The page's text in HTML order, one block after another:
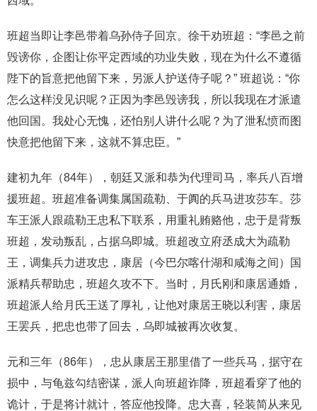
班超当即让李邑带着乌孙侍子回京。徐干劝班超：“李邑之前
毁谤你，企图让你平定西域的功业失败，现在为什么不遵循
陛下的旨意把他留下来，另派人护送侍子呢？” 班超说：“你
怎么这样没见识呢？正因为李邑毁谤我，所以我现在才派遣
他回国。我处心无愧，还怕别人讲什么呢？为了泄私愤而图
快意把他留下来，这就不算忠臣。”
建初九年（84年），朝廷又派和恭为代理司马，率兵八百增
援班超。班超准备调集属国疏勒、于阗的兵马进攻莎车。莎
车王派人跟疏勒王忠私下联系，用重礼贿赂他，忠于是背叛
班超，发动叛乱，占据乌即城。班超改立府丞成大为疏勒
王，调集兵力进攻忠，康居（今巴尔喀什湖和咸海之间）国
派精兵帮助忠，班超久攻不下。当时，月氏刚和康居通婚，
班超派人给月氏王送了厚礼，让他对康居王晓以利害，康居
王罢兵，把忠也带了回去，乌即城被再次收复。
元和三年（86年），忠从康居王那里借了一些兵马，据守在
损中，与龟兹勾结密谋，派人向班超诈降，班超看穿了他的
诡计，于是将计就计，答应他投降。忠大喜，轻装简从来见